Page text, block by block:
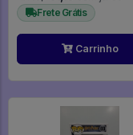
Frete Grátis
Carrinho